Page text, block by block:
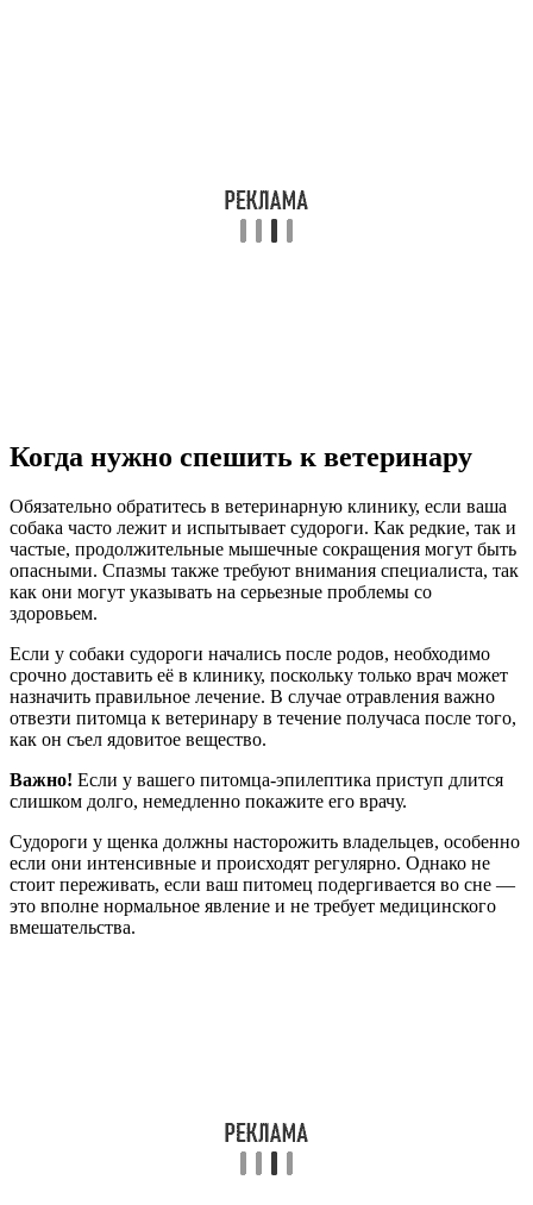
Когда нужно спешить к ветеринару
Обязательно обратитесь в ветеринарную клинику, если ваша
собака часто лежит и испытывает судороги. Как редкие, так и
частые, продолжительные мышечные сокращения могут быть
опасными. Спазмы также требуют внимания специалиста, так
как они могут указывать на серьезные проблемы со
здоровьем.
Если у собаки судороги начались после родов, необходимо
срочно доставить её в клинику, поскольку только врач может
назначить правильное лечение. В случае отравления важно
отвезти питомца к ветеринару в течение получаса после того,
как он съел ядовитое вещество.
Важно! Если у вашего питомца-эпилептика приступ длится
слишком долго, немедленно покажите его врачу.
Судороги у щенка должны насторожить владельцев, особенно
если они интенсивные и происходят регулярно. Однако не
стоит переживать, если ваш питомец подергивается во сне —
это вполне нормальное явление и не требует медицинского
вмешательства.